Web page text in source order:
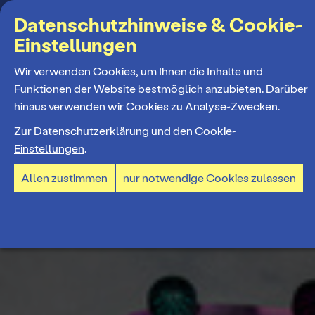
Suchbegriff
MENÜ
Programm
Spielplan
Spielzeiteröffnung
Tickets und Abos
Ticketpreise & Saalplan
Mitmachen
Datenschutzhinweise & Cookie-
Einstellungen
Wir verwenden Cookies, um Ihnen die Inhalte und
Funktionen der Website bestmöglich anzubieten. Darüber
hinaus verwenden wir Cookies zu Analyse-Zwecken.
Zur Datenschutzerklärung und den Cookie-
Einstellungen.
Allen zustimmen nur notwendige Cookies zulassen